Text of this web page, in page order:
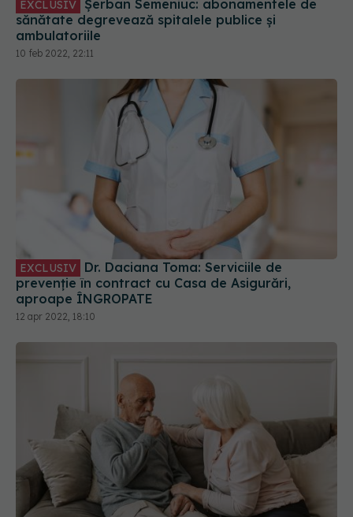
EXCLUSIV
sănătate degrevează spitalele publice și
ambulatoriile
10 feb 2022, 22:11
EXCLUSIV
prevenție în contract cu Casa de Asigurări,
aproape ÎNGROPATE
12 apr 2022, 18:10